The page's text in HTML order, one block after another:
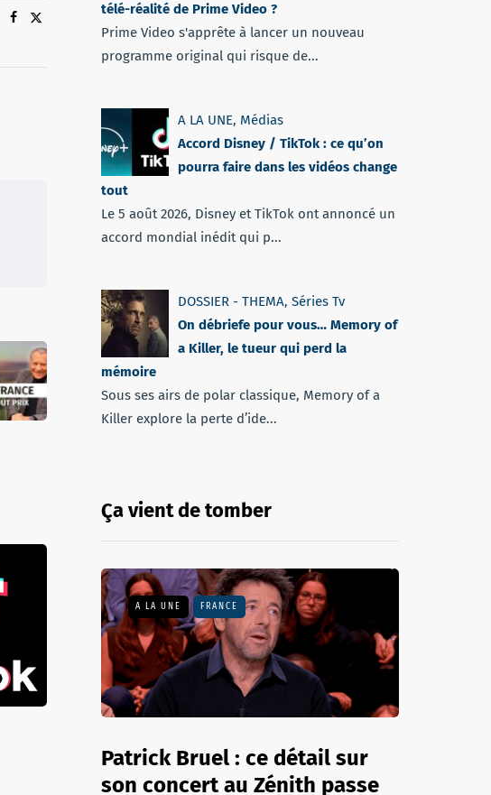
télé-réalité de Prime Video ?
Prime Video s'apprête à lancer un nouveau
programme original qui risque de...
A LA UNE, Médias
Accord Disney / TikTok : ce qu’on
pourra faire dans les vidéos change
tout
Le 5 août 2026, Disney et TikTok ont annoncé un
accord mondial inédit qui p...
DOSSIER - THEMA, Séries Tv
On débriefe pour vous… Memory of
a Killer, le tueur qui perd la
mémoire
Sous ses airs de polar classique, Memory of a
Killer explore la perte d’ide...
Ça vient de tomber
A LA UNE FRANCE
Patrick Bruel : ce détail sur
son concert au Zénith passe